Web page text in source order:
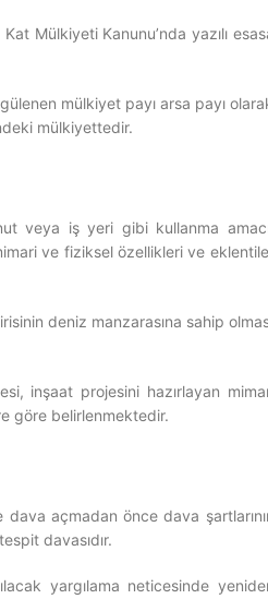
Kat Mülkiyeti Kanunu’nda yazılı
mülkiyet payı arsa payı
mülkiyettedir.
veya iş yeri gibi kullanma
ve fiziksel özellikleri ve
deniz manzarasına sahip
inşaat projesini hazırlayan
göre belirlenmektedir.
dava açmadan önce dava
davasıdır.
yargılama neticesinde